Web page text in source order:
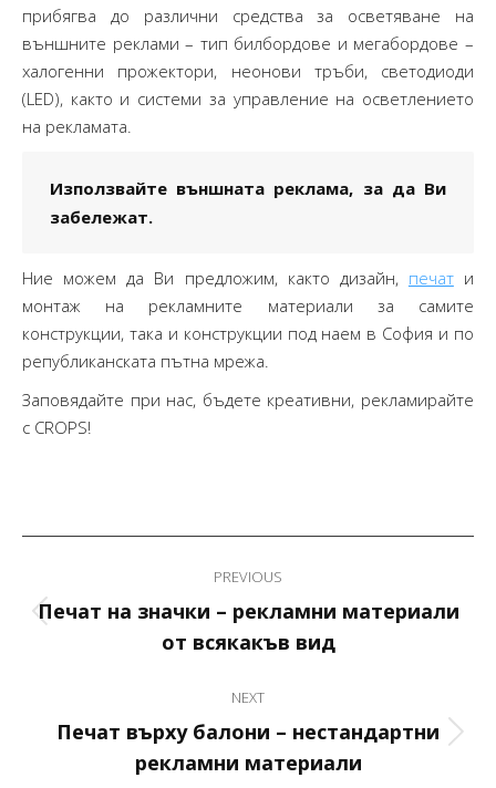
прибягва до различни средства за осветяване на
външните реклами – тип билбордове и мегабордове –
халогенни прожектори, неонови тръби, светодиоди
(LED), както и системи за управление на осветлението
на рекламата.
Използвайте външната реклама, за да Ви
забележат.
Ние можем да Ви предложим, както дизайн, печати
монтаж на рекламните материали за самите
конструкции, така и конструкции под наем в София и по
републиканската пътна мрежа.
Заповядайте при нас, бъдете креативни, рекламирайте
с CROPS!
navigation
PREVIOUS
Previous
post:
Печат на значки – рекламни материали
от всякакъв вид
NEXT
Next
post:
Печат върху балони – нестандартни
рекламни материали